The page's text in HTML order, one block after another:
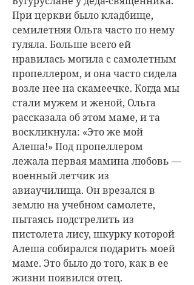
При церкви было кладбище,
семилетняя Ольга часто по нему
гуляла. Больше всего ей
нравилась могила с самолетным
пропеллером, и она часто сидела
возле нее на скамеечке. Когда мы
стали мужем и женой, Ольга
рассказала об этом маме, и та
воскликнула: «Это же мой
Алеша!» Под пропеллером
лежала первая мамина любовь —
военный летчик из
авиаучилища. Он врезался в
землю на учебном самолете,
пытаясь подстрелить из
пистолета лису, шкурку которой
Алеша собирался подарить моей
маме. Это было до того, как в ее
жизни появился отец.